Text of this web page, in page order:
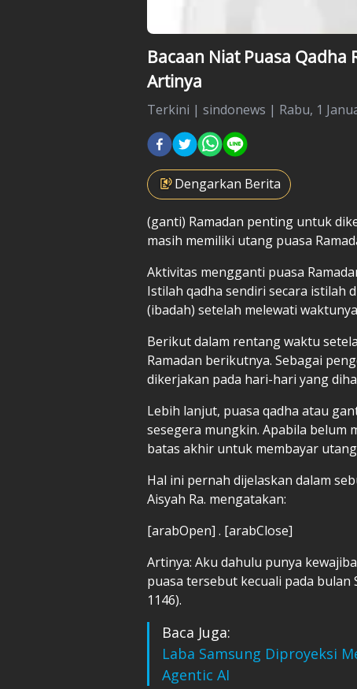
Bacaan Niat Puasa Qadha
Artinya
Terkini | sindonews | Rabu, 1
Dengarkan Berita
(ganti) Ramadan penting untuk
masih memiliki utang puasa
Aktivitas mengganti puasa
Istilah qadha sendiri secara istilah
(ibadah) setelah melewati
Berikut dalam rentang waktu
Ramadan berikutnya. Sebagai
dikerjakan pada hari-hari yang
Lebih lanjut, puasa qadha atau
sesegera mungkin. Apabila belum
batas akhir untuk membayar
Hal ini pernah dijelaskan dalam
Aisyah Ra. mengatakan:
[arabOpen] . [arabClose]
Artinya: Aku dahulu punya
puasa tersebut kecuali pada bulan
1146).
Baca Juga:
Laba Samsung Diproyeksi
Agentic AI